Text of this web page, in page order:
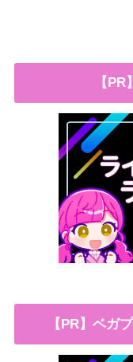
【
【PR】ベガ